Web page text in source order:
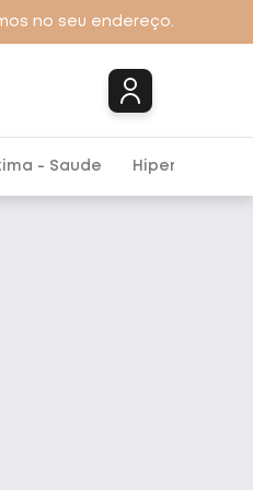
no seu endereço.
- Saude Hipercalórico